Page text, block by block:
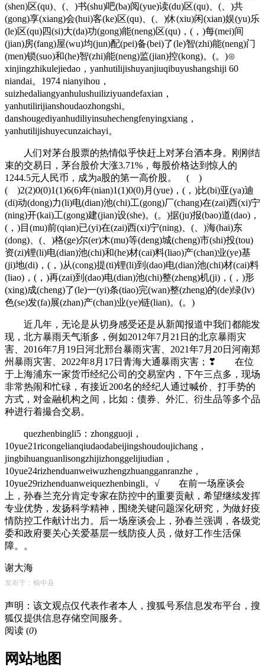
(shen)区(qu)、(、)书(shu)吧(ba)阅(yue)读(du)区(qu)、(、)共
(gong)享(xiang)会(hui)客(ke)区(qu)、(、)休(xiu)闲(xian)娱(yu)乐
(le)区(qu)四(si)大(da)功(gong)能(neng)区(qu)，(，)每(mei)间
(jian)房(fang)屋(wu)均(jun)配(pei)备(bei)了(le)智(zhi)能(neng)门
(men)锁(suo)和(he)智(zhi)能(neng)监(jian)控(kong)。(。)⊙
xinjingzhikulejiedao，yanhutilijishuyanjiuqibuyushangshiji 60
niandai。1974 nianyihou，
suizhedaliangyanhulushuiliziyuandefaxian，
yanhutilirijianshoudaozhongshi。
danshougediyanhudiliyinsuhechengfenyingxiang，
yanhutilijishuyecunzaichayi。
人们对茅台股票的热情似乎快赶上对茅台酒本身。刚刚结
束的交易日，茅台股价大涨3.71%，每股价格达到惊人的
1244.5元人民币，成为a股的第一高价股。 ( )
( )2(2)0(0)1(1)6(6)年(nian)1(1)0(0)月(yue)，(，)比(bi)亚(ya)迪
(di)动(dong)力(li)电(dian)池(chi)工(gong)厂(chang)在(zai)西(xi)宁
(ning)开(kai)工(gong)建(jian)设(she)。(。)据(ju)报(bao)道(dao)，
(，)目(mu)前(qian)已(yi)在(zai)西(xi)宁(ning)、(、)海(hai)东
(dong)、(、)格(ge)尔(er)木(mu)等(deng)城(cheng)市(shi)投(tou)
资(zi)锂(li)电(dian)池(chi)和(he)材(cai)料(liao)产(chan)业(ye)基
(ji)地(di)，(，)从(cong)提(ti)锂(li)到(dao)电(dian)池(chi)材(cai)料
(liao)，(，)再(zai)到(dao)电(dian)池(chi)整(zheng)机(ji)，(，)形
(xing)成(cheng)了(le)一(yi)条(tiao)完(wan)整(zheng)的(de)绿(lv)
色(se)发(fa)展(zhan)产(chan)业(ye)链(lian)。(。)
近几年，无论是从切身感受还是从新闻报道中我们都能发
现，北方暴雨天气渐多，例如2012年7月21日的北京暴雨灾
害、2016年7月19日河北邢台暴雨灾害、2021年7月20日河南郑
州暴雨灾害、2022年8月17日青海大通暴雨灾害；❣ 在位
于上海浦东一家货币经纪公司的交易室内，下午三点多，现场
非常热闹和忙碌，有接近200名的经纪人通过喊价、打手势的
方式，对金融机构之间，比如：债券、外汇、衍生品等多个品
种进行着撮合交易。
quezhenbingli5：zhongguoji，
10yue21ricongelianqiudaodabeijingshoudoujichang，
jingbihuanguanlisongzhijizhonggelijiudian，
10yue24rizhenduanweiwuzhengzhuangganranzhe，
10yue29rizhenduanweiquezhenbingli。√ 在前一场座谈会
上，孙春兰充分肯定专家在防控中的重要贡献，希望继续发挥
专业优势，发扬科学精神，围绕关键问题深化研究，为做好疫
情防控工作献计出力。后一场座谈会上，孙春兰强调，各级党
委和政府要关心关爱基层一线防疫人员，做好工作生活保
障。。
谢大海
发布于：榆中县
声明：该文观点仅代表作者本人，搜狐号系信息发布平台，搜
狐仅提供信息存储空间服务。
阅读 (0)
网站地图